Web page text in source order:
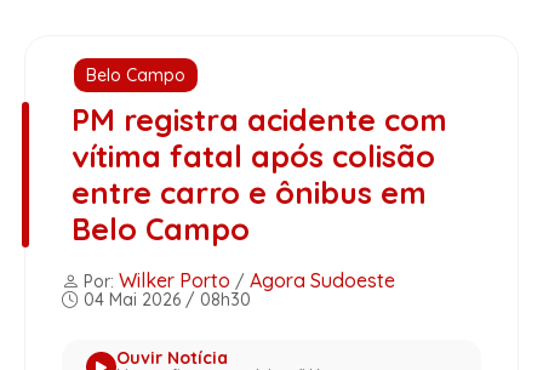
Belo Campo
PM registra acidente com
vítima fatal após colisão
entre carro e ônibus em
Belo Campo
Por: Wilker Porto / Agora Sudoeste
04 Mai 2026 / 08h30
Ouvir Notícia